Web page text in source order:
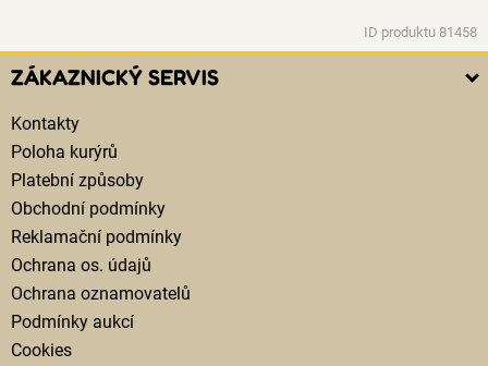
ID produktu 81458
ZÁKAZNICKÝ SERVIS
Kontakty
Poloha kurýrů
Platební způsoby
Obchodní podmínky
Reklamační podmínky
Ochrana os. údajů
Ochrana oznamovatelů
Podmínky aukcí
Cookies